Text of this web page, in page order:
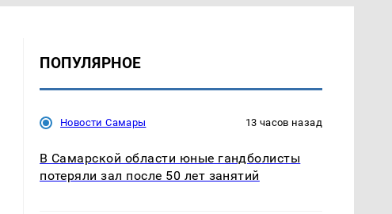
ПОПУЛЯРНОЕ
Новости Самары 13 часов назад
В Самарской области юные гандболисты
потеряли зал после 50 лет занятий